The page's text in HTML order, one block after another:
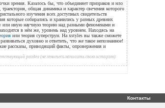
зрения. Казалось бы, что объединяет призраков и нло
общая динамика и характер свечения которого
изучения всех доступных свидетельств
которые собирались и хранились у разных древних
или иную научную теорию над разными феноменами и
в нём же, уровень над уровнем. Находясь на
или теория суперструн. На xstyles вы также сможете
духовно и ответить, что же такое непознанное!
рассказы, приводящий факты, опровержения и
раздел (не ленитесь написать свою историю).
Контакты